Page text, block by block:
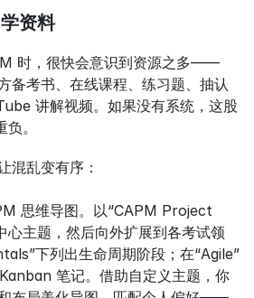
资料
时，很快会意识到资源之多——
备考书、在线课程、练习题、抽认
讲解视频。如果没有系统，这股
。
混乱变有序：
思维导图。以“CAPM Project
主题，然后向外扩展到各考试领
下列出生命周期阶段；在“Agile”
笔记。借助自定义主题，你